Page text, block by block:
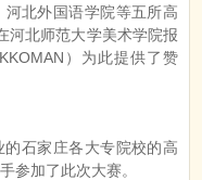
北外国语学院等五所高
河北师范大学美术学院报
）为此提供了赞
石家庄各大专院校的高
参加了此次大赛。